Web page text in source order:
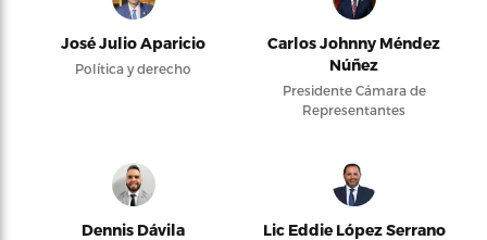
José Julio Aparicio
Política y derecho
Carlos Johnny Méndez
Núñez
Presidente Cámara de
Representantes
Dennis Dávila Lic Eddie López Serrano